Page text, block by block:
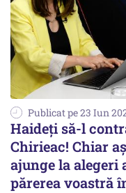
Publicat pe 23 Iun
Haideți să-l
Chirieac! Chiar
ajunge la alegeri
părerea voastră